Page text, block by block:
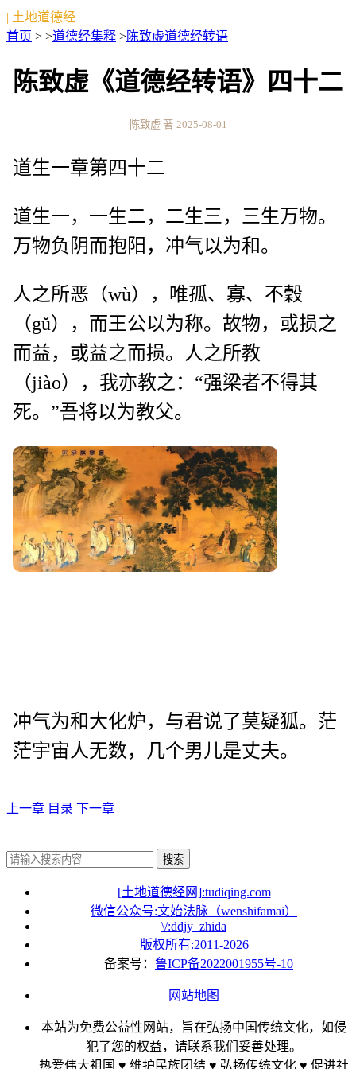
| 土地道德经
首页 > >道德经集释 >陈致虚道德经转语
陈致虚《道德经转语》四十二
陈致虚 著 2025-08-01
道生一章第四十二
道生一，一生二，二生三，三生万物。
万物负阴而抱阳，冲气以为和。
人之所恶（wù），唯孤、寡、不穀
（gǔ），而王公以为称。故物，或损之
而益，或益之而损。人之所教
（jiào），我亦教之：“强梁者不得其
死。”吾将以为教父。
冲气为和大化炉，与君说了莫疑狐。茫
茫宇宙人无数，几个男儿是丈夫。
上一章 目录 下一章
搜索
[土地道德经网]:tudiqing.com
微信公众号:文始法脉（wenshifamai）
\/:ddjy_zhida
版权所有:2011-2026
备案号： 鲁ICP备2022001955号-10
网站地图
本站为免费公益性网站，旨在弘扬中国传统文化，如侵
犯了您的权益，请联系我们妥善处理。
热爱伟大祖国 ♥ 维护民族团结 ♥ 弘扬传统文化 ♥ 促进社